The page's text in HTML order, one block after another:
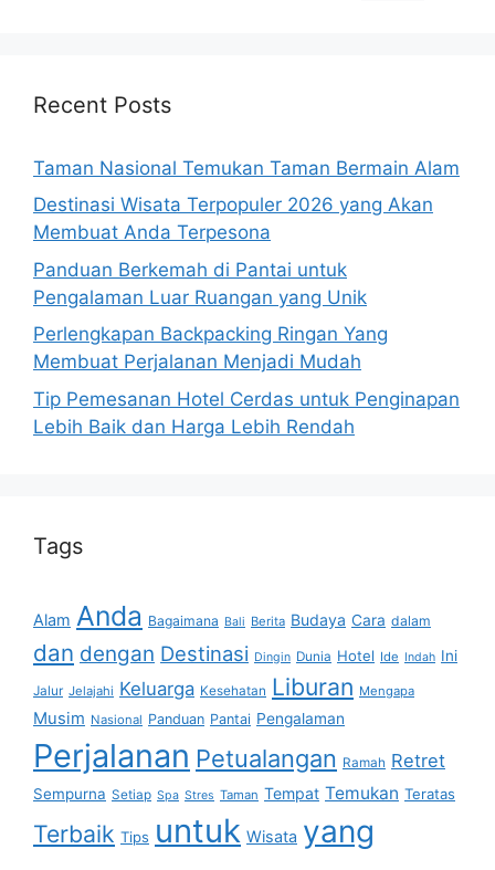
Recent Posts
Taman Nasional Temukan Taman Bermain Alam
Destinasi Wisata Terpopuler 2026 yang Akan
Membuat Anda Terpesona
Panduan Berkemah di Pantai untuk
Pengalaman Luar Ruangan yang Unik
Perlengkapan Backpacking Ringan Yang
Membuat Perjalanan Menjadi Mudah
Tip Pemesanan Hotel Cerdas untuk Penginapan
Lebih Baik dan Harga Lebih Rendah
Tags
Alam Anda Bagaimana Bali Berita Budaya Cara dalam
dan dengan Destinasi Dingin Dunia Hotel Ide Indah Ini
Jalur Jelajahi Keluarga Kesehatan Liburan Mengapa
Musim Nasional Panduan Pantai Pengalaman
Perjalanan Petualangan Ramah Retret
Sempurna Setiap Spa Stres Taman Tempat Temukan Teratas
Terbaik Tips untuk Wisata yang